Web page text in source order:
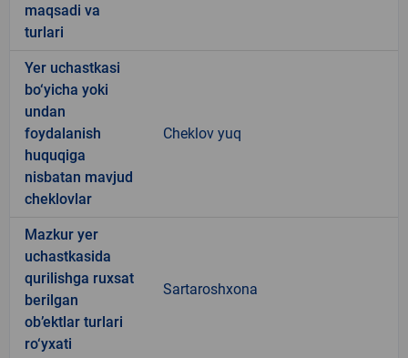
maqsadi va
turlari
Yer uchastkasi
bo‘yicha yoki
undan
foydalanish
huquqiga
nisbatan mavjud
cheklovlar
Cheklov yuq
Mazkur yer
uchastkasida
qurilishga ruxsat
berilgan
ob’ektlar turlari
ro‘yxati
Sartaroshxona